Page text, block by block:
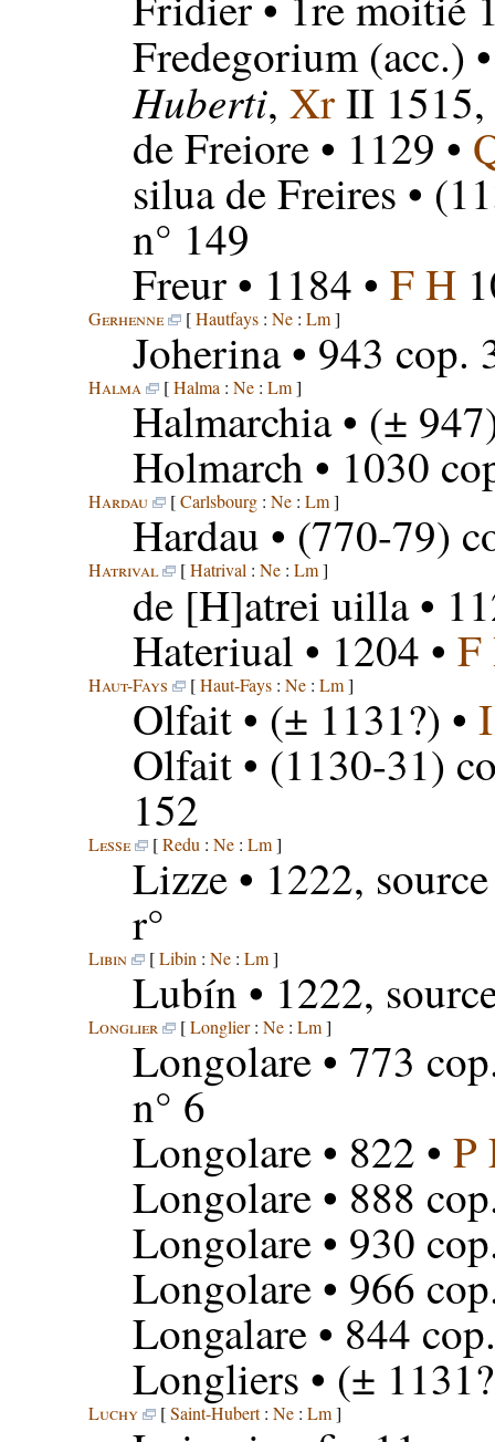
Fredegorium(acc.)
Huberti, XrII 1515,
de Freiore• 1129 •
silua de Freires •
n° 149
Freur• 1184 • F H
Gerhenne [Hautfays: Ne: Lm]
Joherina• 943 cop.
Halma [Halma : Ne: Lm]
Halmarchia• (±
Holmarch • 1030
Hardau [Carlsbourg: Ne: Lm]
Hardau • (770-79)
Hatrival [Hatrival : Ne: Lm]
de [H]atrei uilla•
Hateriual • 1204 • F
Haut-Fays [Haut-Fays: Ne: Lm]
Olfait• (± 1131?) •
Olfait• (1130-31)
152
Lesse [Redu : Ne: Lm]
Lizze• 1222,
r°
Libin [Libin : Ne: Lm]
Lubín • 1222,
Longlier [Longlier: Ne: Lm]
Longolare• 773
n° 6
Longolare• 822 • P
Longolare• 888
Longolare• 930
Longolare• 966
Longalare• 844
Longliers • (±
Luchy [Saint-Hubert: Ne: Lm]